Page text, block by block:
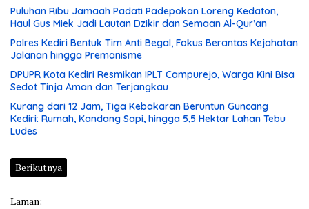
Puluhan Ribu Jamaah Padati Padepokan Loreng Kedaton,
Haul Gus Miek Jadi Lautan Dzikir dan Semaan Al-Qur’an
Polres Kediri Bentuk Tim Anti Begal, Fokus Berantas Kejahatan
Jalanan hingga Premanisme
DPUPR Kota Kediri Resmikan IPLT Campurejo, Warga Kini Bisa
Sedot Tinja Aman dan Terjangkau
Kurang dari 12 Jam, Tiga Kebakaran Beruntun Guncang
Kediri: Rumah, Kandang Sapi, hingga 5,5 Hektar Lahan Tebu
Ludes
Berikutnya
Laman: